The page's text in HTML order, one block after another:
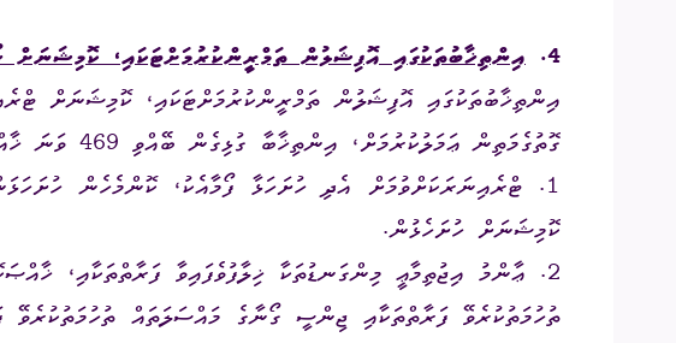
4. އިންތިޚާބުތަކުގައި އޮފިޝަލުން ތަމްރީންކުރުމަށްޓަކައި،
އިންތިޚާބުތަކުގައި އޮފިޝަލުން ތަމްރީންކުރުމަށްޓަކައި، ކޮމިޝަނަށް
ގޮތުގެމަތިން ޢަމަލުކުރުމަށް، އިންތިޚާބާ ގުޅިގެން ބޭއްވި 469 ވަނަ ޚާއްޞަ ޖަލްސާގައި ވަނީ ނިންމަވާފައެވެ.
1. ޓްރެއިނަރަކަށްވުމަށް އެދި ހުށަހަޅާ ފޯމާއެކު، ކޮންމެހެން
ކޮމިޝަނަށް ހުށަހެޅުން.
2. ޢާންމު އިޖުތިމާޢީ މިންގަނޑުތަކާ ޚިލާފުވެފައިވާ ފަރާތްތަކާއި،
ތުހުމަތުކުރެވޭ ފަރާތްތަކާއި ޖިންސީ ގޯނާގެ މައްސަލަތައް